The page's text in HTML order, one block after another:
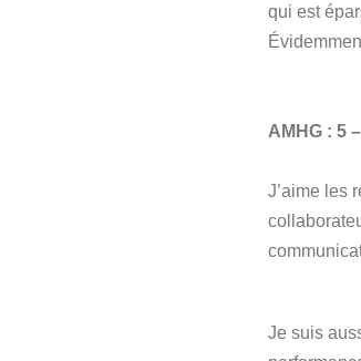
qui est
AMHG : 5
J’aime les
Je suis